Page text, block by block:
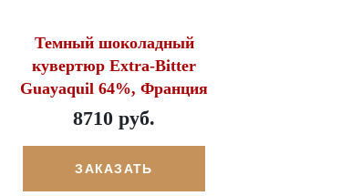
Темный шоколадный
кувертюр Extra-Bitter
Guayaquil 64%, Франция
8710 руб.
ЗАКАЗАТЬ